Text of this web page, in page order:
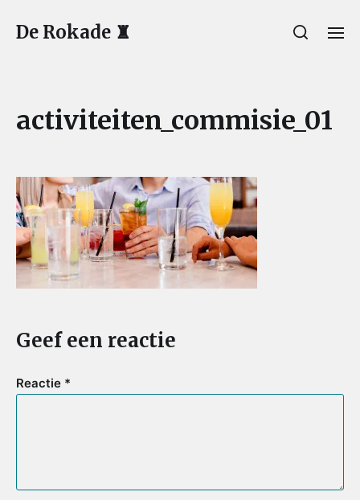
De Rokade ♜
activiteiten_commisie_01
Geef een reactie
Reactie *